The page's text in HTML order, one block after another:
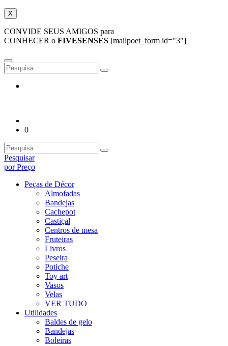
X
CONVIDE SEUS AMIGOS para
CONHECER o FIVESENSES [mailpoet_form id="3"]
0
Pesquisar
por Preço
Peças de Décor
Almofadas
Bandejas
Cachepot
Castiçal
Centros de mesa
Fruteiras
Livros
Peseira
Potiche
Toy art
Vasos
Velas
VER TUDO
Utilidades
Baldes de gelo
Bandejas
Boleiras